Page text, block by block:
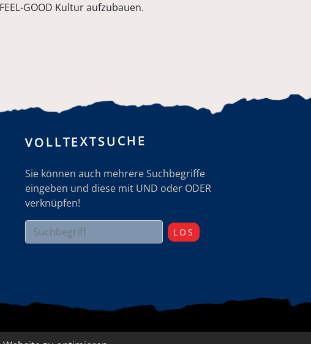
GOOD Kultur aufzubauen.
VOLLTEXTSUCHE
Sie können auch mehrere Suchbegriffe
eingeben und diese mit UND oder ODER
verknüpfen!
LOS